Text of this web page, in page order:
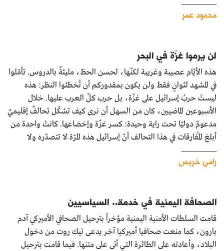
محمود عمر
لن يرموا غزّة في البحر
هذه الأيّام عصيبة وغريبة لكنّها، لحسن الحظ، مليئةٌ بالدروس. تأمّلوا
في المشهد لثوانٍ فقط ولن يكون بمقدوركم أن تُخطئوا النظر: هذه
ليستْ حربُ إسرائيل على غزّة، بل حرب كلّ العرب عليها. خلال
الأسبوعين الماضيين، كان من السهل أن نرى كيف تشكّل تحالفٌ إقليميٌ
مدعومٌ دوليّا تحت راية وحيدة: كسر غزّة وإخضاعها. كانتْ واحدة من
أبلغ المُفارقات في هذا التحالف أنّ إسرائيل هذه المرّة لا تتصدّره ولا
رامي خريس
الصحافة اليمنية في خدمة.. السياسيين
قامت السلطات الأمنية اليمنية مؤخراً بترحيل الصحافي الأميركي آدم
بارون، كما منعت صحافيا أميركيا آخر يدعى تيك روت من دخول
البلاد، وأعادته على الطائرة التي أتى على متنها. فيما قامت بترحيل